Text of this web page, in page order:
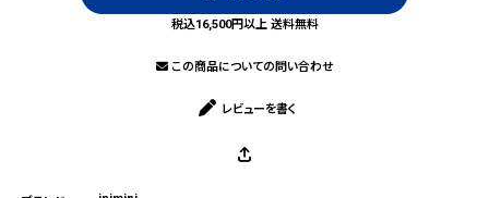
税込16,500円以上 送料無料
この商品についての問い合わせ
レビューを書く